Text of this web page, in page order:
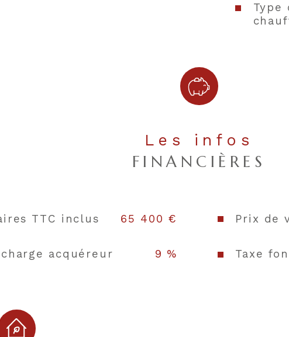
Type
Les infos
FINANCIÈRES
TTC inclus 65 400 € Prix de
acquéreur 9 % Taxe